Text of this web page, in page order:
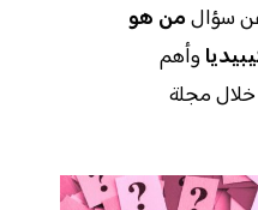
عن سؤالمن هو
وأهم
مجلة